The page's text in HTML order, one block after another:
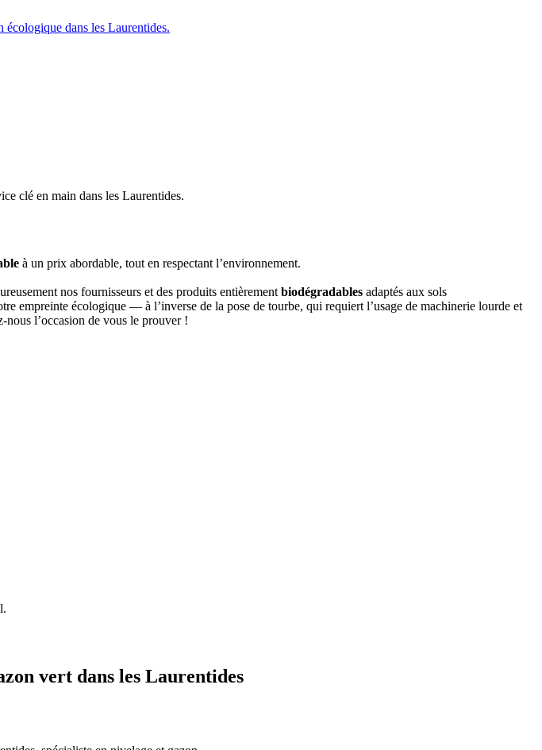
à un prix abordable, tout en respectant l’environnement.
nos fournisseurs et des produits entièrement biodégradables adaptés aux sols
empreinte écologique — à l’inverse de la pose de tourbe, qui requiert l’usage de machinerie lourde et
l’occasion de vous le prouver !
vert dans les Laurentides